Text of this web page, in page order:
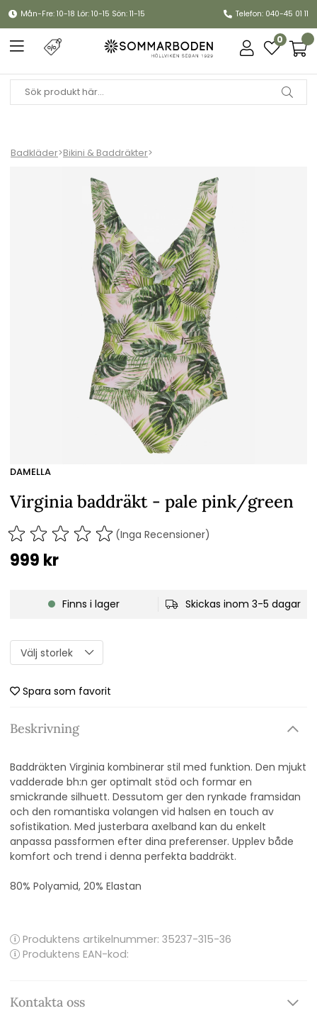
Mån-Fre: 10-18 Lör: 10-15 Sön: 11-15 Telefon: 040-45 01 11
0
Badkläder>Bikini & Baddräkter>
Virginia baddräkt - pale pink/green
DAMELLA
Virginia baddräkt - pale pink/green
(Inga Recensioner)
999 kr
Finns i lager Skickas inom 3-5 dagar
Spara som favorit
Beskrivning
Baddräkten Virginia kombinerar stil med funktion. Den mjukt
vadderade bh:n ger optimalt stöd och formar en
smickrande silhuett. Dessutom ger den rynkade framsidan
och den romantiska volangen vid halsen en touch av
sofistikation. Med justerbara axelband kan du enkelt
anpassa passformen efter dina preferenser. Upplev både
komfort och trend i denna perfekta baddräkt.
80% Polyamid, 20% Elastan
Produktens artikelnummer: 35237-315-36
Produktens EAN-kod:
Kontakta oss